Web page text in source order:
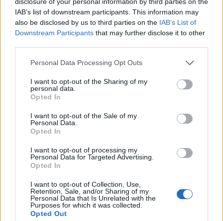
IAB’s list of downstream participants. This information may
also be disclosed by us to third parties on the IAB’s List of
Downstream Participants that may further disclose it to other
Personal Data Processing Opt Outs
I want to opt-out of the Sharing of my
personal data.
Opted In
I want to opt-out of the Sale of my
Personal Data.
Opted In
I want to opt-out of processing my
Personal Data for Targeted Advertising.
Opted In
I want to opt-out of Collection, Use,
Retention, Sale, and/or Sharing of my
Personal Data that Is Unrelated with the
Purposes for which it was collected.
Opted Out
30/07/26|16:27
Η Revolut και η OpenAI
πελάτες
δασμών
Η Ιαπωνία επικρίνει τους νέους
επέβαλαν οι Ηνωμένες Πολιτείες
24/07/26|16:33